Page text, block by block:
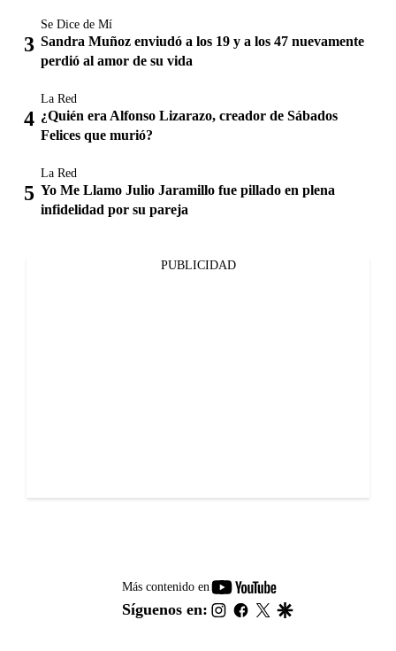
Se Dice de Mí
Sandra Muñoz enviudó a los 19 y a los 47 nuevamente
perdió al amor de su vida
La Red
¿Quién era Alfonso Lizarazo, creador de Sábados
Felices que murió?
La Red
Yo Me Llamo Julio Jaramillo fue pillado en plena
infidelidad por su pareja
PUBLICIDAD
Más contenido en
youtube-
footer
Síguenos en: instagram
facebook
twitter